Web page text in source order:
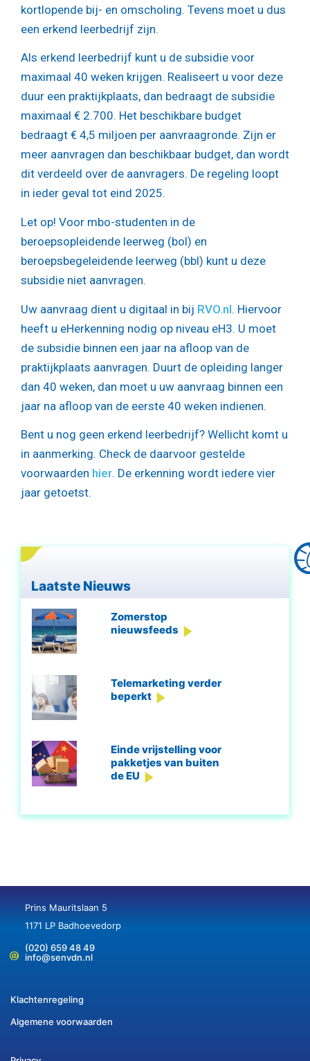
kortlopende bij- en omscholing. Tevens moet u dus
een erkend leerbedrijf zijn.
Als erkend leerbedrijf kunt u de subsidie voor
maximaal 40 weken krijgen. Realiseert u voor deze
duur een praktijkplaats, dan bedraagt de subsidie
maximaal € 2.700. Het beschikbare budget
bedraagt € 4,5 miljoen per aanvraagronde. Zijn er
meer aanvragen dan beschikbaar budget, dan wordt
dit verdeeld over de aanvragers. De regeling loopt
in ieder geval tot eind 2025.
Let op! Voor mbo-studenten in de
beroepsopleidende leerweg (bol) en
beroepsbegeleidende leerweg (bbl) kunt u deze
subsidie niet aanvragen.
Uw aanvraag dient u digitaal in bij RVO.nl. Hiervoor
heeft u eHerkenning nodig op niveau eH3. U moet
de subsidie binnen een jaar na afloop van de
praktijkplaats aanvragen. Duurt de opleiding langer
dan 40 weken, dan moet u uw aanvraag binnen een
jaar na afloop van de eerste 40 weken indienen.
Bent u nog geen erkend leerbedrijf? Wellicht komt u
in aanmerking. Check de daarvoor gestelde
voorwaarden hier. De erkenning wordt iedere vier
jaar getoetst.
Laatste Nieuws
Zomerstop
nieuwsfeeds
Telemarketing verder
beperkt
Einde vrijstelling voor
pakketjes van buiten
de EU
Prins Mauritslaan 5
1171 LP Badhoevedorp
(020) 659 48 49
info@senvdn.nl
Klachtenregeling
Algemene voorwaarden